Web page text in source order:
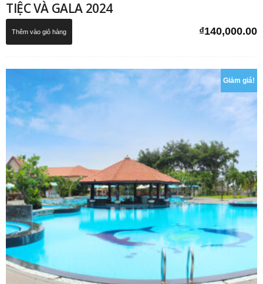
TIỆC VÀ GALA 2024
₫140,000.00
Thêm vào giỏ hàng
Giảm giá!